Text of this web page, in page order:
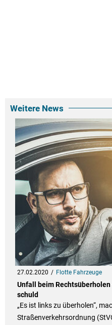
Weitere News
27.02.2020 Flotte Fahrzeuge
Unfall beim
schuld
„Es ist links zu überholen“,
Straßenverkehrsordnung